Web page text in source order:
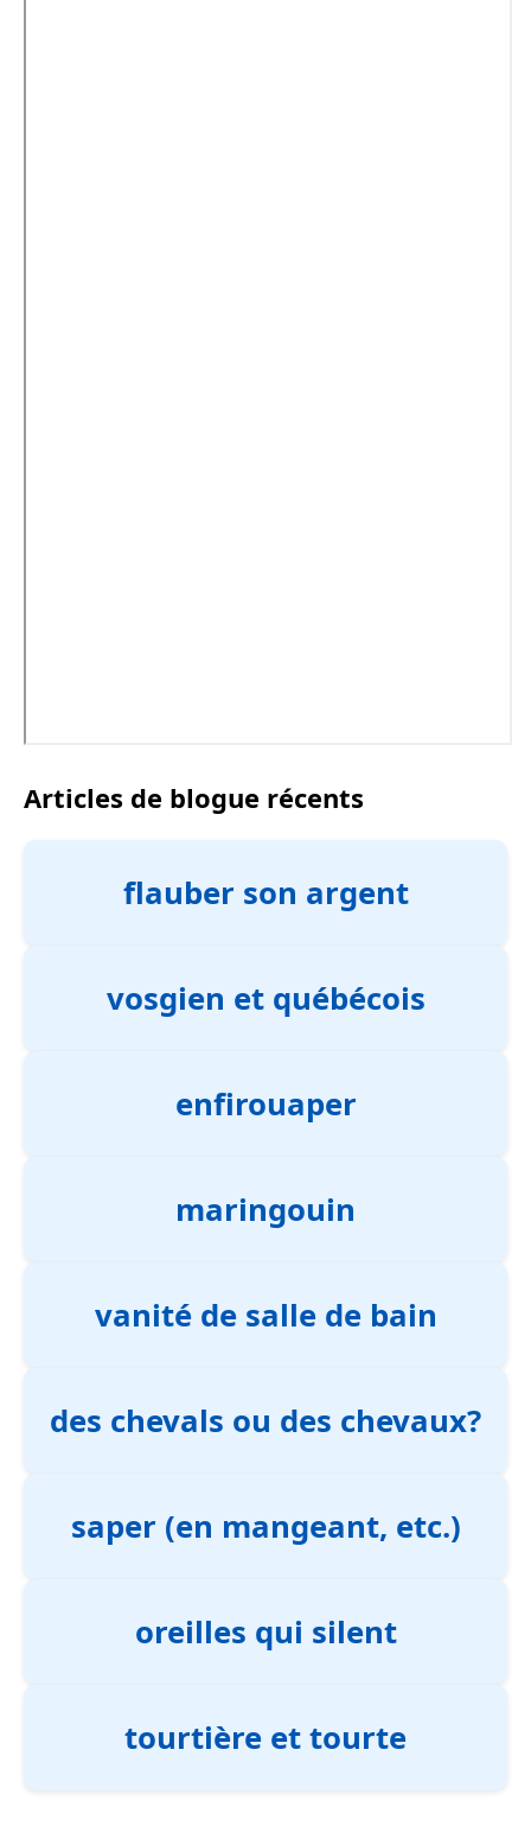
Articles de blogue récents
flauber son argent
vosgien et québécois
enfirouaper
maringouin
vanité de salle de bain
des chevals ou des chevaux?
saper (en mangeant, etc.)
oreilles qui silent
tourtière et tourte